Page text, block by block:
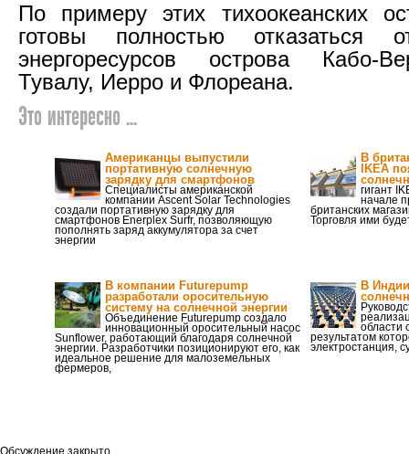
По примеру этих тихоокеанских
готовы полностью отказаться
энергоресурсов острова Кабо-
Тувалу, Иерро и Флореана.
Это интересно ...
Американцы выпустили
портативную солнечную
зарядку для смартфонов
Специалисты американской
компании Ascent Solar Technologies
создали портативную зарядку для
смартфонов Enerplex Surfr, позволяющую
пополнять заряд аккумулятора за счет
энергии
В
IKEA
гигант
начале
британских
Торговля ими
В компании Futurepump
разработали оросительную
систему на солнечной энергии
Объединение Futurepump создало
инновационный оросительный насос
Sunflower, работающий благодаря солнечной
энергии. Разработчики позиционируют его, как
идеальное решение для малоземельных
фермеров,
В
области
результатом
электростанция,
Обсуждение закрыто.